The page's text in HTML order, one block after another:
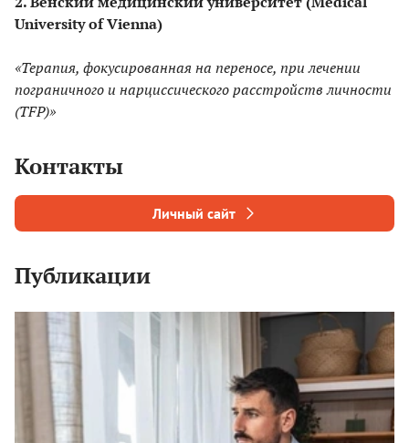
University of Vienna)
«Терапия, фокусированная на переносе, при лечении
пограничного и нарциссического расстройств личности
(TFP)»
Контакты
Личный сайт
Публикации